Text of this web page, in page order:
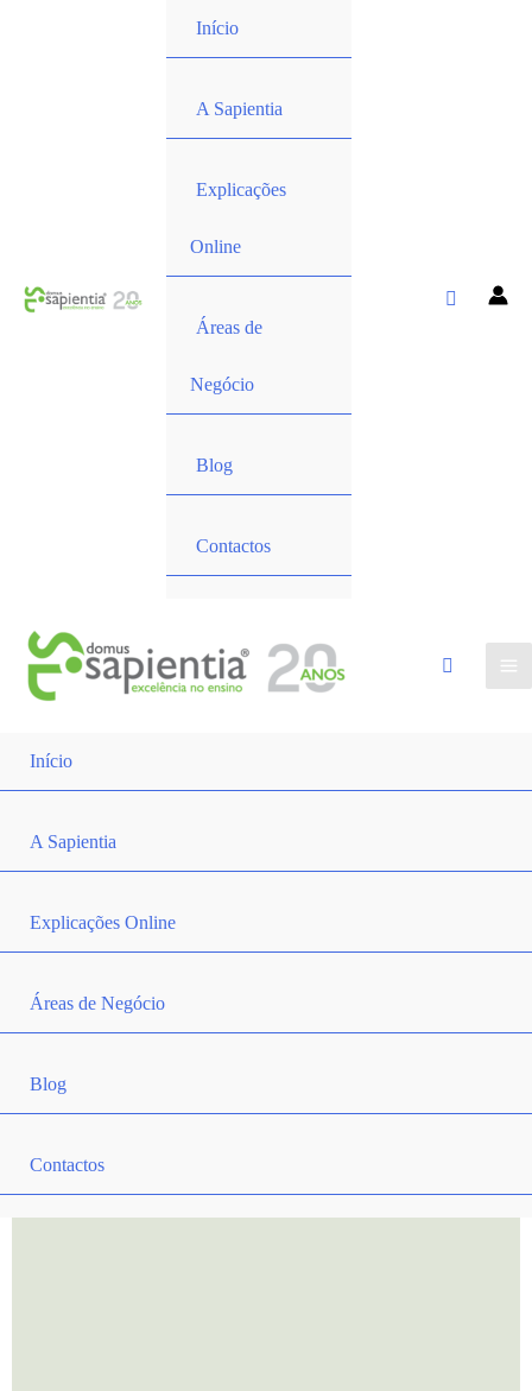
Início
A Sapientia
Explicações
Online
Áreas de
Negócio
Blog
Contactos
Início
A Sapientia
Explicações Online
Áreas de Negócio
Blog
Contactos